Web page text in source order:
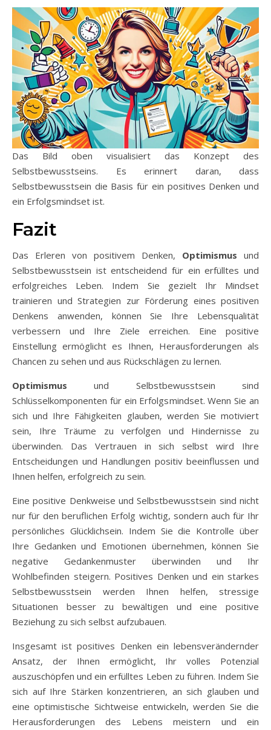
Das Bild oben visualisiert das Konzept des
Selbstbewusstseins. Es erinnert daran, dass
Selbstbewusstsein die Basis für ein positives Denken und
ein Erfolgsmindset ist.
Fazit
Das Erleren von positivem Denken, Optimismus und
Selbstbewusstsein ist entscheidend für ein erfülltes und
erfolgreiches Leben. Indem Sie gezielt Ihr Mindset
trainieren und Strategien zur Förderung eines positiven
Denkens anwenden, können Sie Ihre Lebensqualität
verbessern und Ihre Ziele erreichen. Eine positive
Einstellung ermöglicht es Ihnen, Herausforderungen als
Chancen zu sehen und aus Rückschlägen zu lernen.
Optimismus und Selbstbewusstsein sind
Schlüsselkomponenten für ein Erfolgsmindset. Wenn Sie an
sich und Ihre Fähigkeiten glauben, werden Sie motiviert
sein, Ihre Träume zu verfolgen und Hindernisse zu
überwinden. Das Vertrauen in sich selbst wird Ihre
Entscheidungen und Handlungen positiv beeinflussen und
Ihnen helfen, erfolgreich zu sein.
Eine positive Denkweise und Selbstbewusstsein sind nicht
nur für den beruflichen Erfolg wichtig, sondern auch für Ihr
persönliches Glücklichsein. Indem Sie die Kontrolle über
Ihre Gedanken und Emotionen übernehmen, können Sie
negative Gedankenmuster überwinden und Ihr
Wohlbefinden steigern. Positives Denken und ein starkes
Selbstbewusstsein werden Ihnen helfen, stressige
Situationen besser zu bewältigen und eine positive
Beziehung zu sich selbst aufzubauen.
Insgesamt ist positives Denken ein lebensverändernder
Ansatz, der Ihnen ermöglicht, Ihr volles Potenzial
auszuschöpfen und ein erfülltes Leben zu führen. Indem Sie
sich auf Ihre Stärken konzentrieren, an sich glauben und
eine optimistische Sichtweise entwickeln, werden Sie die
Herausforderungen des Lebens meistern und ein